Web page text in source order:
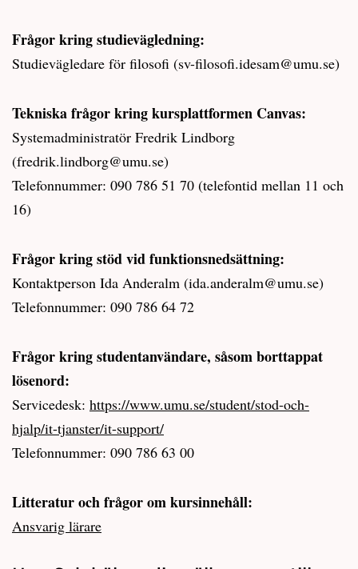
Frågor kring studievägledning:
Studievägledare för filosofi (sv-filosofi.idesam@umu.se)
Tekniska frågor kring kursplattformen Canvas:
Systemadministratör Fredrik Lindborg
(fredrik.lindborg@umu.se)
Telefonnummer: 090 786 51 70 (telefontid mellan 11 och
16)
Frågor kring stöd vid funktionsnedsättning:
Kontaktperson Ida Anderalm (ida.anderalm@umu.se)
Telefonnummer: 090 786 64 72
Frågor kring studentanvändare, såsom borttappat
lösenord:
Servicedesk: https://www.umu.se/student/stod-och-
hjalp/it-tjanster/it-support/
Telefonnummer: 090 786 63 00
Litteratur och frågor om kursinnehåll:
Ansvarig lärare